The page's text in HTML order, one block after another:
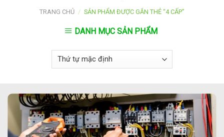
TRANG CHỦ / SẢN PHẨM ĐƯỢC GẮN THẺ “4 CẤP”
DANH MỤC SẢN PHẨM